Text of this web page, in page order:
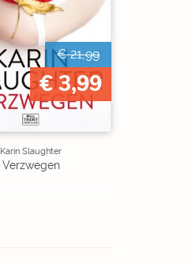
€ 21,99
€ 3,99
Karin Slaughter
Verzwegen